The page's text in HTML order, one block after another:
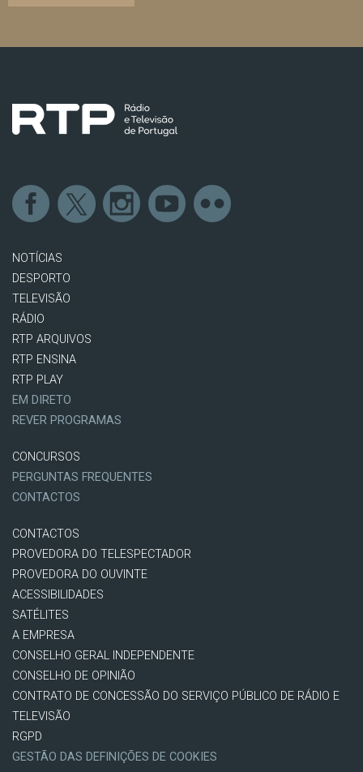
NOTÍCIAS
DESPORTO
TELEVISÃO
RÁDIO
RTP ARQUIVOS
RTP ENSINA
RTP PLAY
EM DIRETO
REVER PROGRAMAS
CONCURSOS
PERGUNTAS FREQUENTES
CONTACTOS
CONTACTOS
PROVEDORA DO TELESPECTADOR
PROVEDORA DO OUVINTE
ACESSIBILIDADES
SATÉLITES
A EMPRESA
CONSELHO GERAL INDEPENDENTE
CONSELHO DE OPINIÃO
CONTRATO DE CONCESSÃO DO SERVIÇO PÚBLICO DE RÁDIO E
TELEVISÃO
RGPD
GESTÃO DAS DEFINIÇÕES DE COOKIES